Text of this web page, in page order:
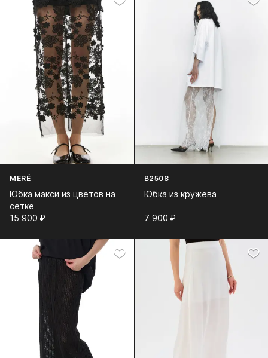
MERÉ
Юбка макси из цветов на
сетке
15 900⁠ ⁠₽
B2508
Юбка из кружева
7 900⁠ ⁠₽